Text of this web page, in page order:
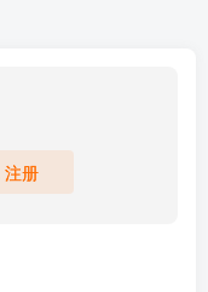
注册